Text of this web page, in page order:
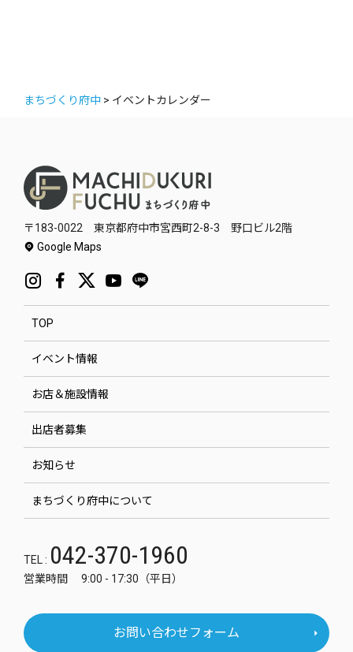
まちづくり府中 > イベントカレンダー
〒183-0022 東京都府中市宮西町2-8-3 野口ビル2階
Google Maps
TOP
イベント情報
お店＆施設情報
出店者募集
お知らせ
まちづくり府中について
TEL : 042-370-1960
営業時間 9:00 - 17:30（平日）
お問い合わせフォーム